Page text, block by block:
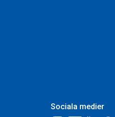
Sociala medier